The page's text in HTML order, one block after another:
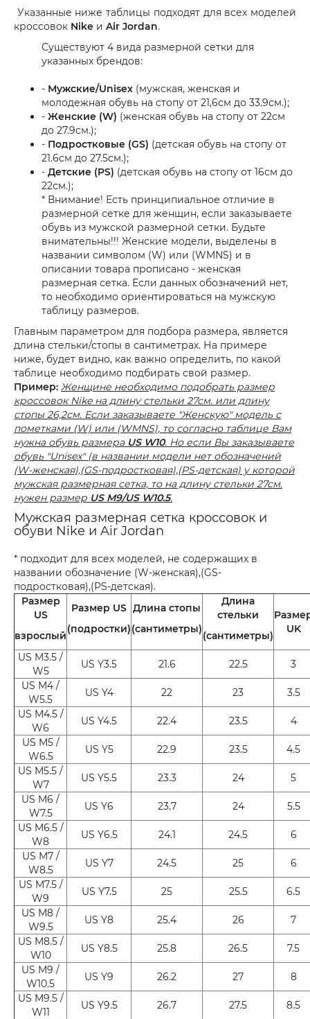
Указанные ниже таблицы подходят для всех моделей
кроссовок Nike и Air Jordan.
Существуют 4 вида размерной сетки для
указанных брендов:
- Мужские/Unisex (мужская, женская и
молодежная обувь на стопу от 21,6см до 33.9см.);
- Женские (W) (женская обувь на стопу от 22см
до 27.9см.);
- Подростковые (GS) (детская обувь на стопу от
21.6см до 27.5см.);
- Детские (PS) (детская обувь на стопу от 16см до
22см.);
* Внимание! Есть принципиальное отличие в
размерной сетке для женщин, если заказываете
обувь из мужской размерной сетки. Будьте
внимательны!!! Женские модели, выделены в
названии символом (W) или (WMNS) и в
описании товара прописано - женская
размерная сетка. Если данных обозначений нет,
то необходимо ориентироваться на мужскую
таблицу размеров.
Главным параметром для подбора размера, является
длина стельки/стопы в сантиметрах. На примере
ниже, будет видно, как важно определить, по какой
таблице необходимо подбирать свой размер.
Пример: Женщине необходимо подобрать размер
кроссовок Nike на длину стельки 27см. или длину
стопы 26,2см. Если заказываете "Женскую" модель с
пометками (W) или (WMNS), то согласно таблице Вам
нужна обувь размера US W10. Но если Вы заказываете
обувь "Unisex" (в названии модели нет обозначений
(W-женская),(GS-подростковая),(PS-детская) у которой
мужская размерная сетка, то на длину стельки 27см.
нужен размер US M9/US W10.5.
Мужская размерная сетка кроссовок и
обуви Nike и Air Jordan
* подходит для всех моделей, не содержащих в
названии обозначение (W-женская),(GS-
подростковая),(PS-детская).
Размер
US
взрослый
Размер US
(подростки)
Длина стопы
(сантиметры)
Длина
стельки
(сантиметры)
UK
US M3.5 /
W5
US Y3.5 21.6 22.5
3
US M4 /
W5.5
US Y4 22 23
3.5
US M4.5 /
W6
US Y4.5 22.4 23.5
4
US M5 /
W6.5
US Y5 22.9 23.5
4.5
US M5.5 /
W7
US Y5.5 23.3 24
5
US M6 /
W7.5
US Y6 23.7 24
5.5
US M6.5 /
W8
US Y6.5 24.1 24.5
6
US M7 /
W8.5
US Y7 24.5 25
6
US M7.5 /
W9
US Y7.5 25 25.5
6.5
US M8 /
W9.5
US Y8 25.4 26
7
US M8.5 /
W10
US Y8.5 25.8 26.5
7.5
US M9 /
W10.5
US Y9 26.2 27
8
US M9.5 /
W11
US Y9.5 26.7 27.5
8.5